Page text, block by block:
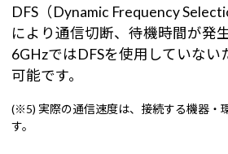
DFS（Dynamic Frequency
により通信切断、待機時間が発
6GHzではDFSを使用していない
可能です。
(※5) 実際の通信速度は、接続する機器・
す。